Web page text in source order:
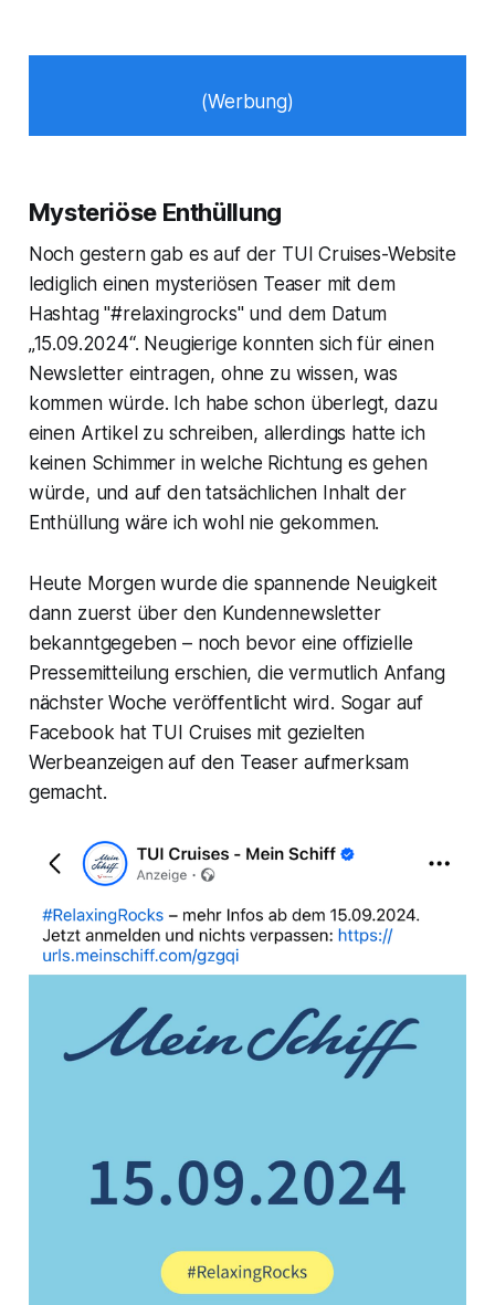
(Werbung)
Mysteriöse Enthüllung
Noch gestern gab es auf der TUI Cruises-Website
lediglich einen mysteriösen Teaser mit dem
Hashtag "#relaxingrocks" und dem Datum
„15.09.2024“. Neugierige konnten sich für einen
Newsletter eintragen, ohne zu wissen, was
kommen würde. Ich habe schon überlegt, dazu
einen Artikel zu schreiben, allerdings hatte ich
keinen Schimmer in welche Richtung es gehen
würde, und auf den tatsächlichen Inhalt der
Enthüllung wäre ich wohl nie gekommen.
Heute Morgen wurde die spannende Neuigkeit
dann zuerst über den Kundennewsletter
bekanntgegeben – noch bevor eine offizielle
Pressemitteilung erschien, die vermutlich Anfang
nächster Woche veröffentlicht wird. Sogar auf
Facebook hat TUI Cruises mit gezielten
Werbeanzeigen auf den Teaser aufmerksam
gemacht.